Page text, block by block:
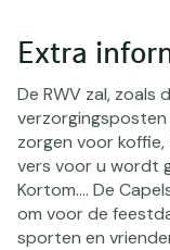
Extra
De RWV zal,
zorgen voor koffie,
vers voor u wordt
Kortom.... De
om voor de
sporten en